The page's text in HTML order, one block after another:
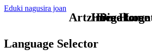
Eduki nagusira joan
Language Selector
Artziniegako
Home
Pie